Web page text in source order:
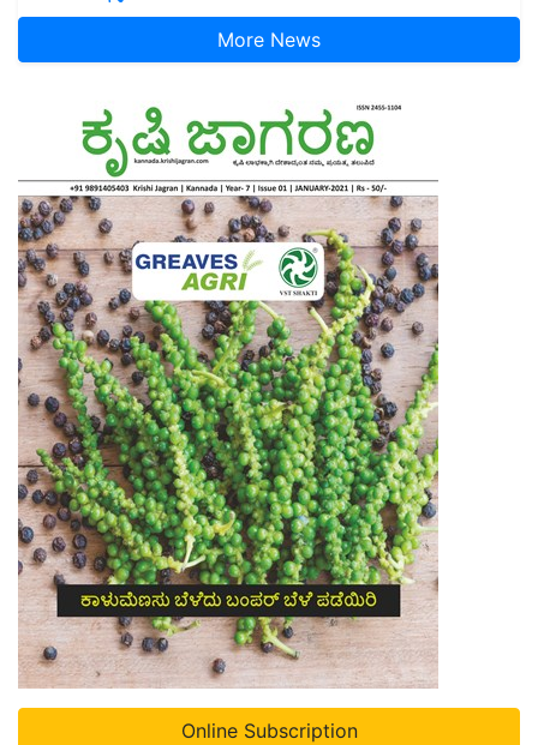
More News
Online Subscription